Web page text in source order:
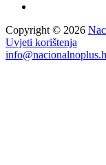
Copyright © 2026
Uvjeti korištenja